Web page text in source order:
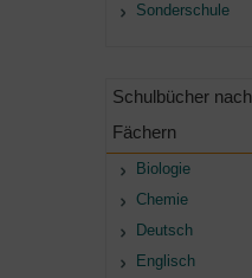
Sonderschule
Schulbücher nach
Fächern
Biologie
Chemie
Deutsch
Englisch